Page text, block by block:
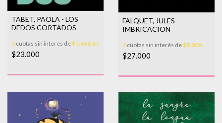
TABET, PAOLA - LOS
DEDOS CORTADOS
3 cuotas sin interés de$7.666,67
$23.000
FALQUET, JULES -
IMBRICACION
3 cuotas sin interés de$9.000
$27.000